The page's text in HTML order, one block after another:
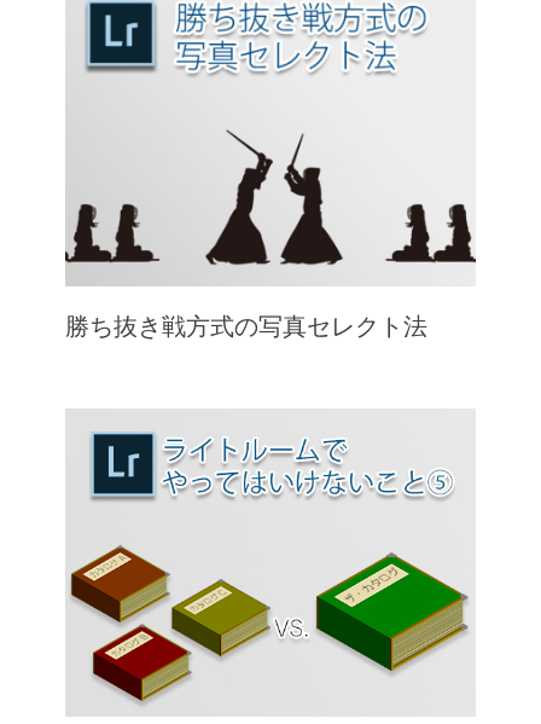
勝ち抜き戦方式の写真セレクト法